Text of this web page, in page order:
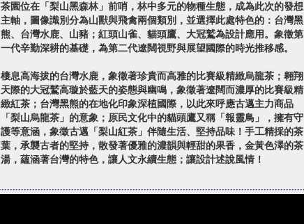
茶園位在「梨山黑森林」前哨，林中多元的物種生態，成為此次的發想
主軸，圖像識別分為山獸與飛禽兩個類別，並選擇此處特色的：台灣黑
熊、台灣水鹿、山豬；紅頭山雀、貓頭鷹、大冠鷲為設計應用。象徵第
一代辛勤深耕的基礎，為第二代遼闊視野與展望國際的時光推移感。
棲息高海拔的台灣水鹿，象徵著珍貴而高雅的比賽級精緻烏龍茶；翱翔
天際的大冠鷲高璇於藍天的姿態與幽鳴，象徵著遼闊而濃厚的比賽級精
緻紅茶；台灣黑熊的在地化印象深植國際，以此來呼應古邁主力商品
「梨山烏龍茶」的意象；原民文化中的貓頭鷹又稱「報靈鳥」，擁有守
護等意涵，象徵古邁「梨山紅茶」伴隨生活、堅持品味！手工精採的茶
葉，承襲古者的堅持，散發著優雅的濃韻與輕甜的果香，金黃色澤的茶
湯，蘊涵著台灣的特色，讓人文永續生態；讓設計述說風情！